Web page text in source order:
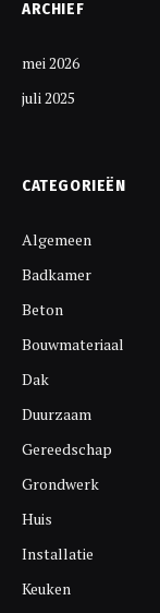
ARCHIEF
mei 2026
juli 2025
CATEGORIEËN
Algemeen
Badkamer
Beton
Bouwmateriaal
Dak
Duurzaam
Gereedschap
Grondwerk
Huis
Installatie
Keuken